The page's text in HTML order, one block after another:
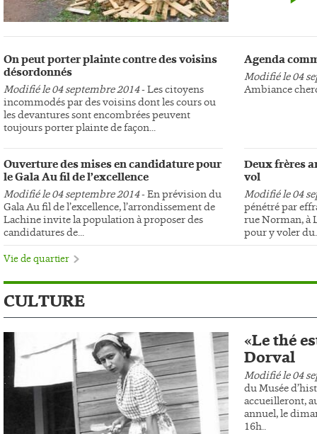
Photo
On peut porter plainte contre des voisins
désordonnés
Modifié le 04 septembre 2014- Les citoyens
incommodés par des voisins dont les cours ou
les devantures sont encombrées peuvent
toujours porter plainte de façon...
Ouverture des mises en candidature pour
le Gala Au fil de l’excellence
Modifié le 04 septembre 2014- En prévision du
Gala Au fil de l’excellence, l’arrondissement de
Lachine invite la population à proposer des
candidatures de...
Agenda
Modifié le 04
Ambiance
Deux frères
vol
Modifié le 04
pénétré par
rue Norman, à
pour y voler
Vie de quartier
CULTURE
«Le thé
Dorval
Modifié le 04
du Musée
accueilleront,
annuel, le
16h..